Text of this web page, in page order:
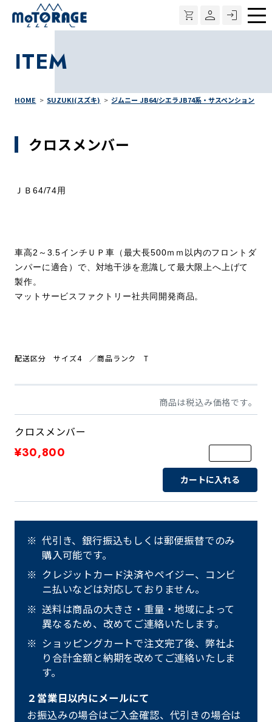
ITEM
HOME SUZUKI(スズキ) ジムニー JB64/シエラJB74系・サスペンション
クロスメンバー
ＪＢ64/74用
車高2～3.5インチＵＰ車（最大長500ｍｍ以内のフロントダ
ンパーに適合）で、対地干渉を意識して最大限上へ上げて
製作。
マットサービスファクトリー社共同開発商品。
配送区分 サイズ4／商品ランク T
商品は税込み価格です。
クロスメンバー
¥30,800
カートに入れる
代引き、銀行振込もしくは郵便振替でのみ
購入可能です。
クレジットカード決済やペイジー、コンビ
ニ払いなどは対応しておりません。
送料は商品の大きさ・重量・地域によって
異なるため、改めてご連絡いたします。
ショッピングカートで注文完了後、弊社よ
り合計金額と納期を改めてご連絡いたしま
す。
２営業日以内にメールにて
お振込みの場合はご入金確認、代引きの場合は
メ